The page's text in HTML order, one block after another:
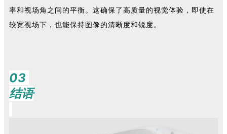
率和视场角之间的平衡。这确保了高质量的视觉体验，即使在
较宽视场下，也能保持图像的清晰度和锐度。
03
结语